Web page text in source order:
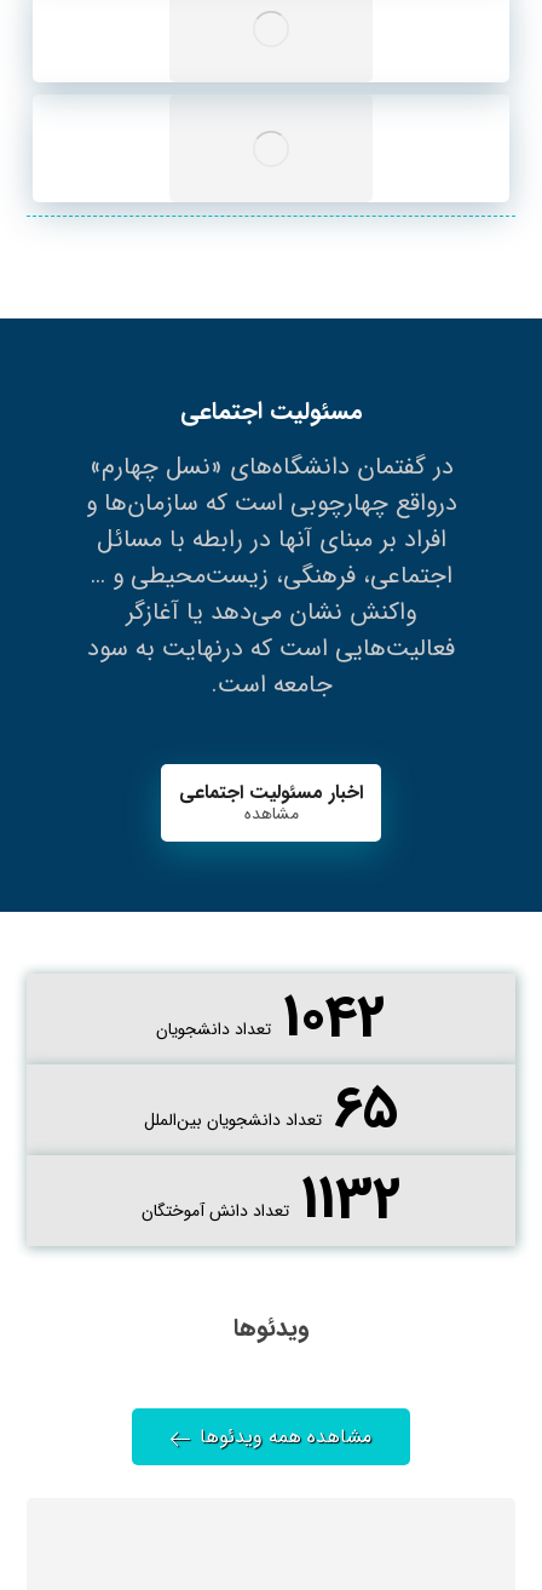
مسئولیت اجتماعی
در گفتمان دانشگاه‌های «نسل چهارم»
درواقع چهارچوبی است که سازمان‌ها و
افراد بر مبنای آنها در رابطه با مسائل
اجتماعی، فرهنگی، زیست‌محیطی و …
واکنش نشان می‌دهد یا آغازگر
فعالیت‌هایی است که درنهایت به سود
جامعه است.
اخبار مسئولیت اجتماعی
مشاهده
1042 تعداد دانشجویان
65 تعداد دانشجویان بین‌الملل
1132 تعداد دانش آموختگان
ویدئوها
مشاهده همه ویدئوها